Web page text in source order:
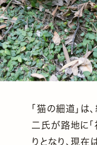
「猫の細道」
二氏が路地に
りとなり、現在